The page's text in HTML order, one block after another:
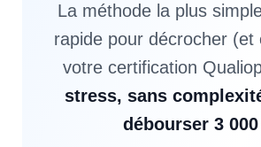
La méthode la plus
rapide pour décrocher (et
votre certification
stress, sans
débourser 3